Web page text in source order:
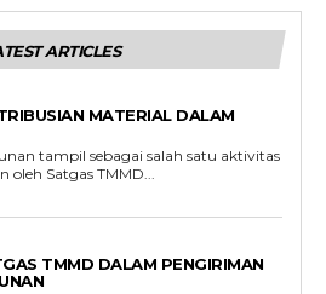
ARTICLES
MATERIAL DALAM
tampil sebagai salah satu aktivitas
oleh Satgas TMMD...
TMMD DALAM PENGIRIMAN